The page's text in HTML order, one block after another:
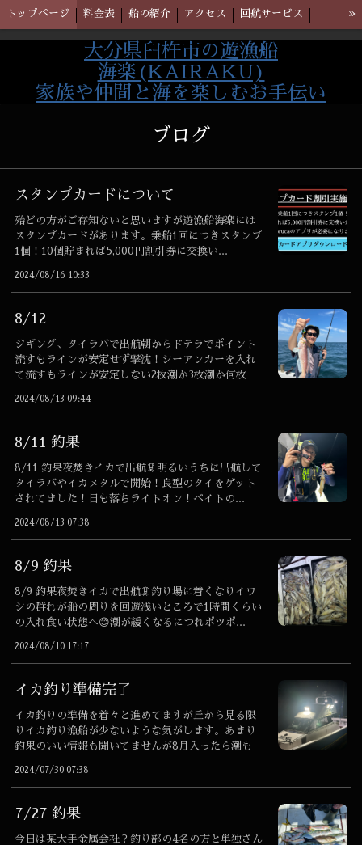
トップページ 料金表 船の紹介 アクセス 回航サービス
ブログ 甘鯛釣り
»
大分県臼杵市の遊漁船
海楽(KAIRAKU)
家族や仲間と海を楽しむお手伝い
ブログ
スタンプカードについて
殆どの方がご存知ないと思いますが遊漁船海楽には
スタンプカードがあります。乗船1回につきスタンプ
1個！10個貯まれば5,000円割引券に交換い...
2024/08/16 10:33
8/12
ジギング、タイラバで出航朝からドテラでポイント
流すもラインが安定せず撃沈！シーアンカーを入れ
て流すもラインが安定しない2枚潮か3枚潮か何枚
2024/08/13 09:44
8/11 釣果
8/11 釣果夜焚きイカで出航🦑明るいうちに出航して
タイラバやイカメタルで開始！良型のタイをゲット
されてました！日も落ちライトオン！ベイトの...
2024/08/13 07:38
8/9 釣果
8/9 釣果夜焚きイカで出航🦑釣り場に着くなりイワ
シの群れが船の周りを回遊浅いところで1時間くらい
の入れ食い状態へ😊潮が緩くなるにつれポツポ...
2024/08/10 17:17
イカ釣り準備完了
イカ釣りの準備を着々と進めてますが丘から見る限
りイカ釣り漁船が少ないような気がします。あまり
釣果のいい情報も聞いてませんが8月入ったら潮も
2024/07/30 07:38
7/27 釣果
今日は某大手金属会社？釣り部の4名の方と単独さん